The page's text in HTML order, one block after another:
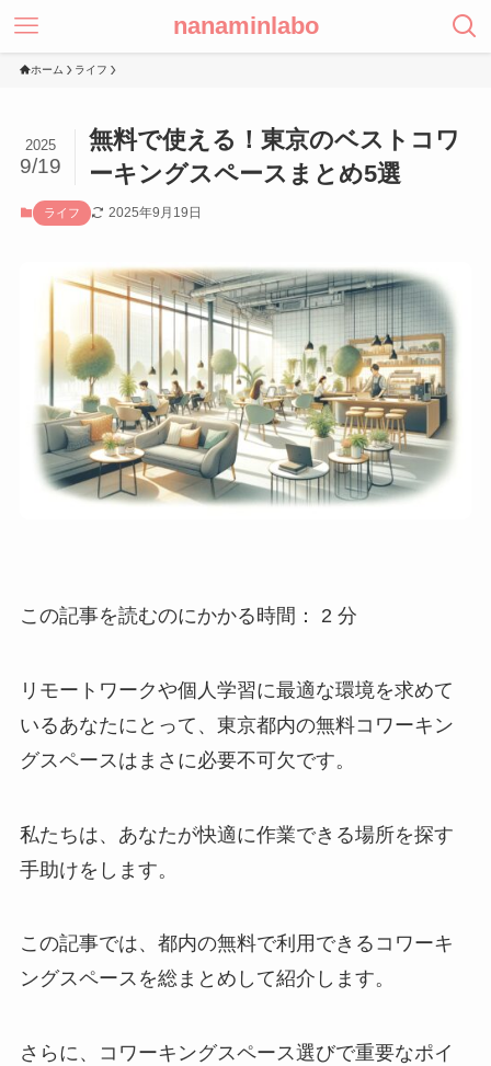
nanaminlabo
ホーム ライフ
無料で使える！東京のベストコワ
ーキングスペースまとめ5選
2025
9/19
ライフ 2025年9月19日
この記事を読むのにかかる時間： 2 分
リモートワークや個人学習に最適な環境を求めて
いるあなたにとって、東京都内の無料コワーキン
グスペースはまさに必要不可欠です。
私たちは、あなたが快適に作業できる場所を探す
手助けをします。
この記事では、都内の無料で利用できるコワーキ
ングスペースを総まとめして紹介します。
さらに、コワーキングスペース選びで重要なポイ